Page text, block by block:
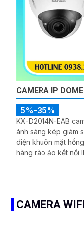
CAMERA IP
5%-35%
KX-D2014N-EAB
ánh sáng kép giám
diện khuôn mặt
hàng rào ảo kết nối
CAMERA